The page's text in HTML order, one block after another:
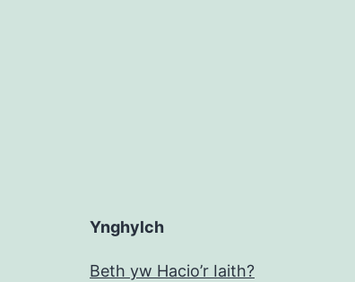
Ynghylch
Beth yw Hacio’r Iaith?